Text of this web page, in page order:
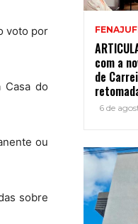
voto por
do
ou
sobre
com a
de
6 de